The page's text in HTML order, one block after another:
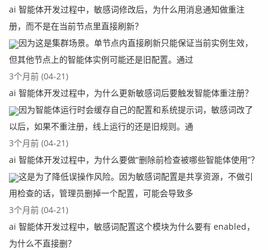
ai 智能体开发过程中，敏感词修改后，为什么用消息通知做重注
册，而不是在当前节点里直接刷新？
因为这是集群场景。单节点内直接刷新只能保证当前实例生效，
但其他节点上的智能体实例可能还是旧配置。通过
3个月前 (04-21)
ai 智能体开发过程中，为什么更新敏感词后要触发智能体重注册？
因为智能体运行时会缓存自己的配置和系统提示词，敏感词改了
以后，如果不重注册，线上运行的还是旧规则。通
3个月前 (04-21)
ai 智能体开发过程中，为什么要做“删除前检查被哪些智能体使用”？
这是为了降低误操作风险。因为敏感词配置是共享资源，不做引
用检查的话，管理员删掉一个配置，可能会导致多
3个月前 (04-21)
ai 智能体开发过程中，敏感词配置这个模块为什么要有 enabled，
为什么不直接删？